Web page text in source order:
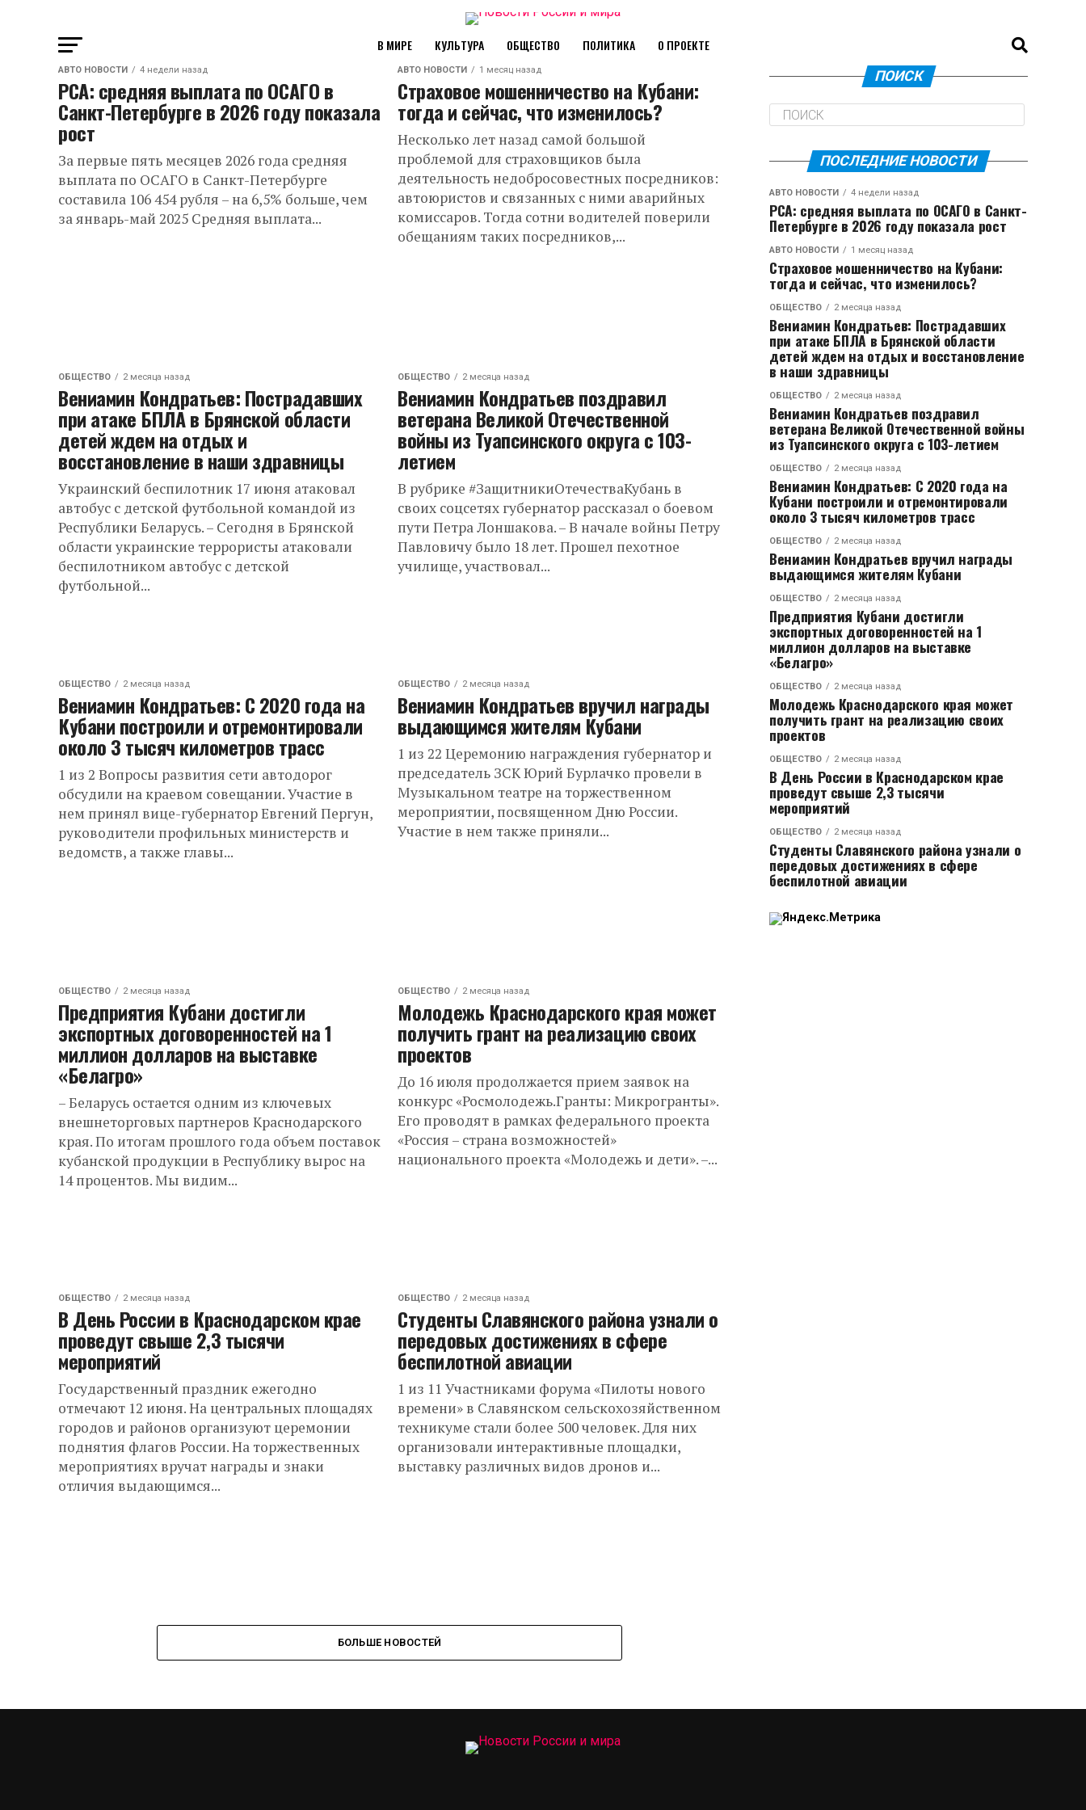
В МИРЕ КУЛЬТУРА ОБЩЕСТВО ПОЛИТИКА О ПРОЕКТЕ
АВТО НОВОСТИ 4 недели назад
РСА: средняя выплата по ОСАГО в
Санкт-Петербурге в 2026 году показала
рост
За первые пять месяцев 2026 года средняя
выплата по ОСАГО в Санкт-Петербурге
составила 106 454 рубля – на 6,5% больше, чем
за январь-май 2025 Средняя выплата...
АВТО НОВОСТИ 1 месяц назад
Страховое мошенничество на Кубани:
тогда и сейчас, что изменилось?
Несколько лет назад самой большой
проблемой для страховщиков была
деятельность недобросовестных посредников:
автоюристов и связанных с ними аварийных
комиссаров. Тогда сотни водителей поверили
обещаниям таких посредников,...
ОБЩЕСТВО 2 месяца назад
Вениамин Кондратьев: Пострадавших
при атаке БПЛА в Брянской области
детей ждем на отдых и
восстановление в наши здравницы
Украинский беспилотник 17 июня атаковал
автобус с детской футбольной командой из
Республики Беларусь. – Сегодня в Брянской
области украинские террористы атаковали
беспилотником автобус с детской
футбольной...
ОБЩЕСТВО 2 месяца назад
Вениамин Кондратьев поздравил
ветерана Великой Отечественной
войны из Туапсинского округа с 103-
летием
В рубрике #ЗащитникиОтечестваКубань в
своих соцсетях губернатор рассказал о боевом
пути Петра Лоншакова. – В начале войны Петру
Павловичу было 18 лет. Прошел пехотное
училище, участвовал...
ОБЩЕСТВО 2 месяца назад
Вениамин Кондратьев: С 2020 года на
Кубани построили и отремонтировали
около 3 тысяч километров трасс
1 из 2 Вопросы развития сети автодорог
обсудили на краевом совещании. Участие в
нем принял вице-губернатор Евгений Пергун,
руководители профильных министерств и
ведомств, а также главы...
ОБЩЕСТВО 2 месяца назад
Вениамин Кондратьев вручил награды
выдающимся жителям Кубани
1 из 22 Церемонию награждения губернатор и
председатель ЗСК Юрий Бурлачко провели в
Музыкальном театре на торжественном
мероприятии, посвященном Дню России.
Участие в нем также приняли...
ОБЩЕСТВО 2 месяца назад
Предприятия Кубани достигли
экспортных договоренностей на 1
миллион долларов на выставке
«Белагро»
– Беларусь остается одним из ключевых
внешнеторговых партнеров Краснодарского
края. По итогам прошлого года объем поставок
кубанской продукции в Республику вырос на
14 процентов. Мы видим...
ОБЩЕСТВО 2 месяца назад
Молодежь Краснодарского края может
получить грант на реализацию своих
проектов
До 16 июля продолжается прием заявок на
конкурс «Росмолодежь.Гранты: Микрогранты».
Его проводят в рамках федерального проекта
«Россия – страна возможностей»
национального проекта «Молодежь и дети». –...
ОБЩЕСТВО 2 месяца назад
В День России в Краснодарском крае
проведут свыше 2,3 тысячи
мероприятий
Государственный праздник ежегодно
отмечают 12 июня. На центральных площадях
городов и районов организуют церемонии
поднятия флагов России. На торжественных
мероприятиях вручат награды и знаки
отличия выдающимся...
ОБЩЕСТВО 2 месяца назад
Студенты Славянского района узнали о
передовых достижениях в сфере
беспилотной авиации
1 из 11 Участниками форума «Пилоты нового
времени» в Славянском сельскохозяйственном
техникуме стали более 500 человек. Для них
организовали интерактивные площадки,
выставку различных видов дронов и...
БОЛЬШЕ НОВОСТЕЙ
ПОИСК
ПОСЛЕДНИЕ НОВОСТИ
АВТО НОВОСТИ 4 недели назад
РСА: средняя выплата по ОСАГО в Санкт-
Петербурге в 2026 году показала рост
АВТО НОВОСТИ 1 месяц назад
Страховое мошенничество на Кубани:
тогда и сейчас, что изменилось?
ОБЩЕСТВО 2 месяца назад
Вениамин Кондратьев: Пострадавших
при атаке БПЛА в Брянской области
детей ждем на отдых и восстановление
в наши здравницы
ОБЩЕСТВО 2 месяца назад
Вениамин Кондратьев поздравил
ветерана Великой Отечественной войны
из Туапсинского округа с 103-летием
ОБЩЕСТВО 2 месяца назад
Вениамин Кондратьев: С 2020 года на
Кубани построили и отремонтировали
около 3 тысяч километров трасс
ОБЩЕСТВО 2 месяца назад
Вениамин Кондратьев вручил награды
выдающимся жителям Кубани
ОБЩЕСТВО 2 месяца назад
Предприятия Кубани достигли
экспортных договоренностей на 1
миллион долларов на выставке
«Белагро»
ОБЩЕСТВО 2 месяца назад
Молодежь Краснодарского края может
получить грант на реализацию своих
проектов
ОБЩЕСТВО 2 месяца назад
В День России в Краснодарском крае
проведут свыше 2,3 тысячи
мероприятий
ОБЩЕСТВО 2 месяца назад
Студенты Славянского района узнали о
передовых достижениях в сфере
беспилотной авиации